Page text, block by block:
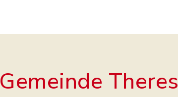
Gemeinde Theres